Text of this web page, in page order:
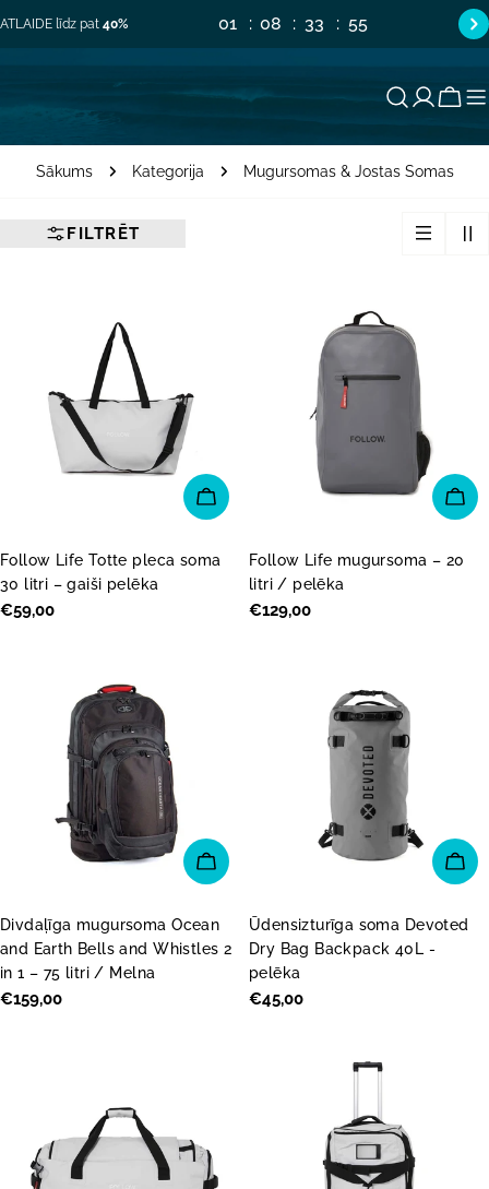
ATLAIDE līdz pat 40% 01 08 33 54
Sākums Kategorija Mugursomas & Jostas Somas
FILTRĒT
PIEVIENOT GROZAM
Follow Life Totte pleca soma
30 litri – gaiši pelēka
Parastā
€59,00
Follow Life mugursoma – 20
litri / pelēka
Parastā
€129,00
PIEVIENOT GROZAM
Divdaļīga mugursoma Ocean
and Earth Bells and Whistles 2
in 1 – 75 litri / Melna
Parastā
€159,00
Ūdensizturīga soma Devoted
Dry Bag Backpack 40L -
pelēka
Parastā
€45,00